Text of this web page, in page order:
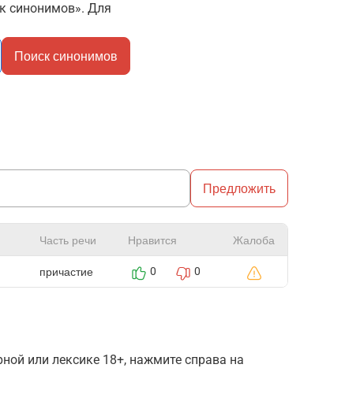
синонимов». Для
Поиск синонимов
Предложить
Часть речи Нравится Жалоба
причастие 0 0
или лексике 18+, нажмите справа на